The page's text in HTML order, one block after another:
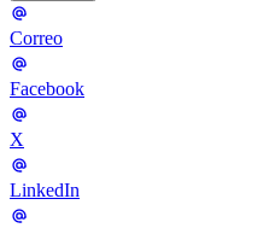
Correo
Facebook
X
LinkedIn